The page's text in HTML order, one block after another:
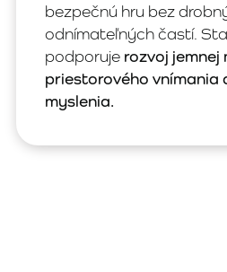
bezpečnú hru bez
odnímateľných častí.
podporuje rozvoj jemnej
priestorového vnímania
myslenia.